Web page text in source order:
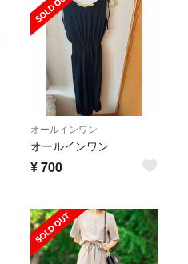
オールインワン
オールインワン
¥700